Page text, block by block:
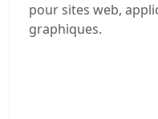
pour sites web,
graphiques.